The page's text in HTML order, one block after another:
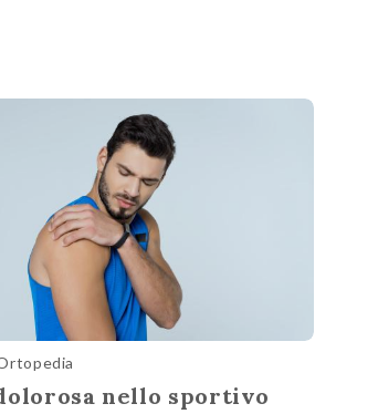
nello sportivo